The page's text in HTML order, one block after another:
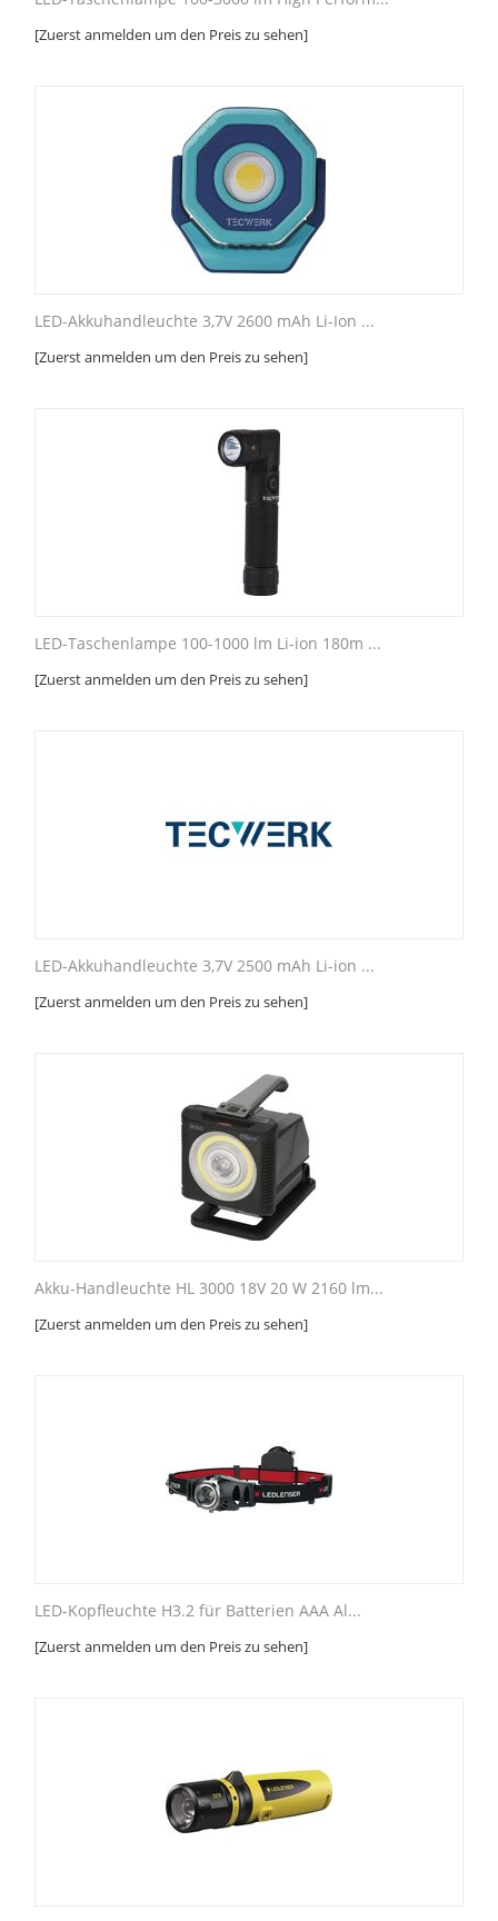
[Zuerst anmelden um den Preis zu sehen]
LED-Akkuhandleuchte 3,7V 2600 mAh Li-Ion ...
[Zuerst anmelden um den Preis zu sehen]
LED-Taschenlampe 100-1000 lm Li-ion 180m ...
[Zuerst anmelden um den Preis zu sehen]
LED-Akkuhandleuchte 3,7V 2500 mAh Li-ion ...
[Zuerst anmelden um den Preis zu sehen]
Akku-Handleuchte HL 3000 18V 20 W 2160 lm...
[Zuerst anmelden um den Preis zu sehen]
LED-Kopfleuchte H3.2 für Batterien AAA Al...
[Zuerst anmelden um den Preis zu sehen]